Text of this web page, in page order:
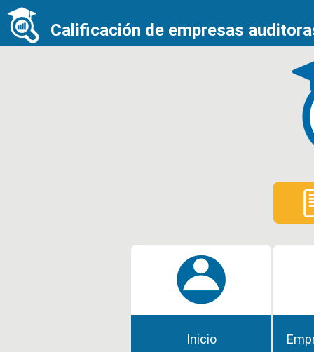
Calificación de empresas
Inicio